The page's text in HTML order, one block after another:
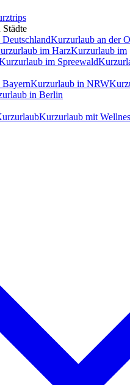
Kurzurlaub an der
im HarzKurzurlaub im
im Spreewald
Kurzurlaub in NRW
in Berlin
Kurzurlaub mit